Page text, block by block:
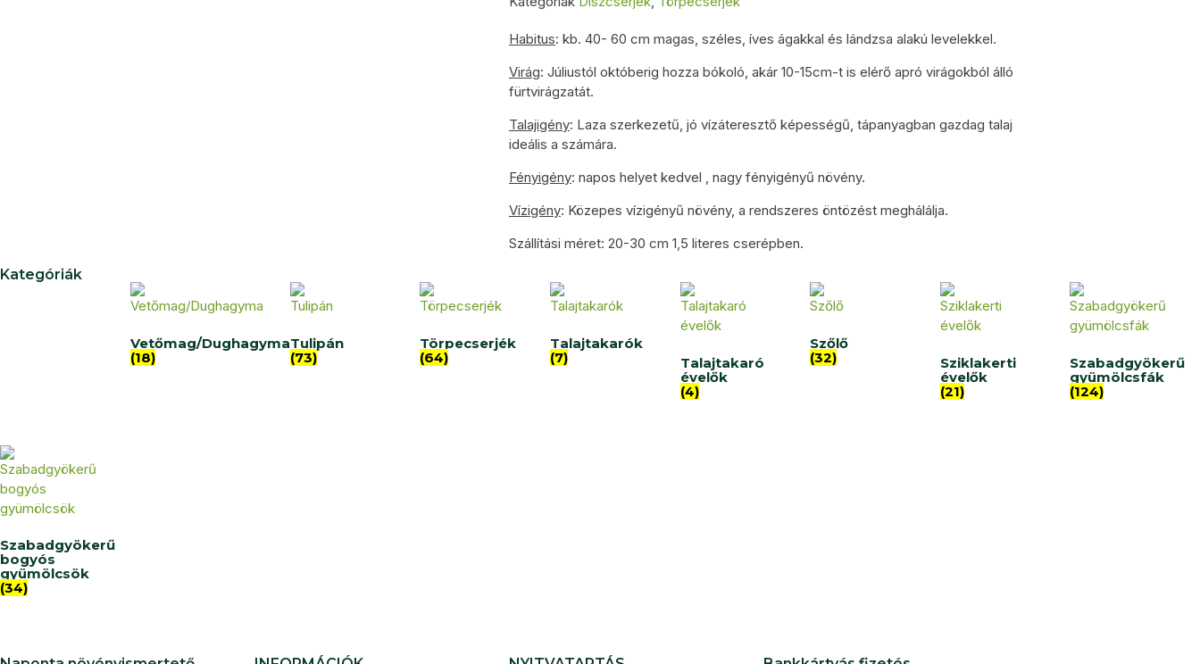
Habitus: kb. 40- 60 cm magas, széles, íves ágakkal és lándzsa alakú levelekkel.
Virág: Júliustól októberig hozza bókoló, akár 10-15cm-t is elérő apró virágokból álló
fürtvirágzatát.
Talajigény: Laza szerkezetű, jó vízáteresztő képességű, tápanyagban gazdag talaj
ideális a számára.
Fényigény: napos helyet kedvel , nagy fényigényű növény.
Vízigény: Közepes vízigényű növény, a rendszeres öntözést meghálálja.
Szállítási méret: 20-30 cm 1,5 literes cserépben.
Kategóriák
Vetőmag/Dughagyma
(18)
Tulipán
(73)
Törpecserjék
(64)
Talajtakarók
(7)
Talajtakaró
évelők
(4)
Szőlő
(32)
Sziklakerti
évelők
(21)
Szabadgyökerű
gyümölcsfák
(124)
Szabadgyökerű
bogyós
gyümölcsök
(34)